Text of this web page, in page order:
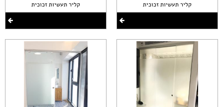
קליר תעשיות זכוכית קליר תעשיות זכוכית